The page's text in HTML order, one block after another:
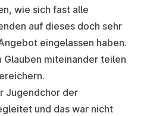
wie sich fast alle
auf dieses doch sehr
eingelassen haben.
Glauben miteinander teilen
Jugendchor der
und das war nicht